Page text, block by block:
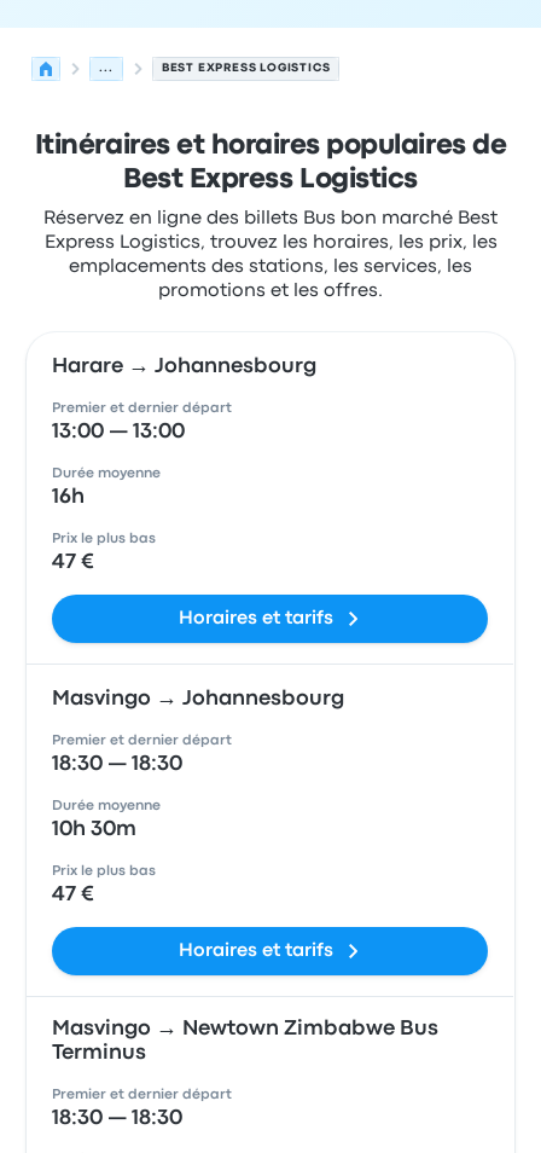
... BEST EXPRESS LOGISTICS
Itinéraires et horaires populaires de
Best Express Logistics
Réservez en ligne des billets Bus bon marché Best
Express Logistics, trouvez les horaires, les prix, les
emplacements des stations, les services, les
promotions et les offres.
Harare → Johannesbourg
Premier et dernier départ
13:00 — 13:00
Durée moyenne
16h
Prix le plus bas
47 €
Horaires et tarifs
Masvingo → Johannesbourg
Premier et dernier départ
18:30 — 18:30
Durée moyenne
10h 30m
Prix le plus bas
47 €
Horaires et tarifs
Masvingo → Newtown Zimbabwe Bus
Terminus
Premier et dernier départ
18:30 — 18:30